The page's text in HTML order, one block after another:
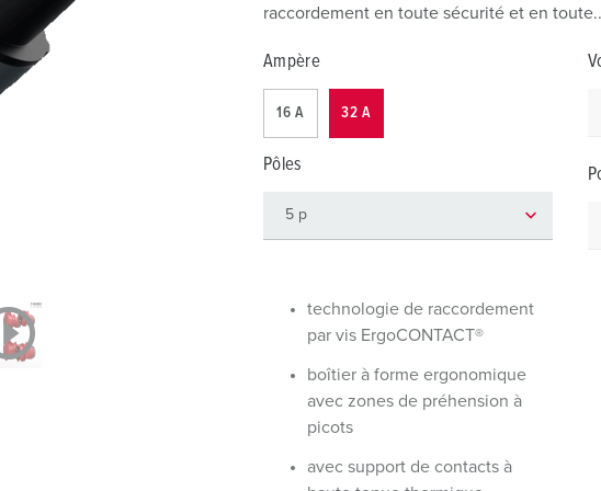
Dispositifs de connexion selon standards internationaux
Transmission de données / réseautique
Produits avec extension et produits complémentaires
Service
Pour
raccordement en toute sécurité et en
Ampère
16 A 32 A
Pôles
technologie de raccordement
par vis ErgoCONTACT®
boîtier à forme ergonomique
avec zones de préhension à
picots
avec support de contacts à